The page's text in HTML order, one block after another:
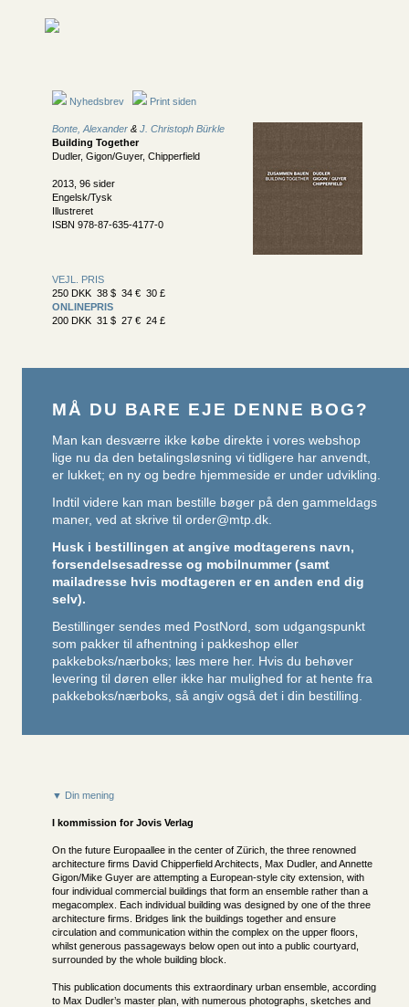
Nyhedsbrev Print siden
Bonte, Alexander & J. Christoph Bürkle
Building Together
Dudler, Gigon/Guyer, Chipperfield
2013, 96 sider
Engelsk/Tysk
Illustreret
ISBN 978-87-635-4177-0
VEJL. PRIS
250 DKK 38 $ 34 € 30 £
ONLINEPRIS
200 DKK 31 $ 27 € 24 £
MÅ DU BARE EJE DENNE BOG?
Man kan desværre ikke købe direkte i vores webshop
lige nu da den betalingsløsning vi tidligere har anvendt,
er lukket; en ny og bedre hjemmeside er under udvikling.
Indtil videre kan man bestille bøger på den gammeldags
maner, ved at skrive til order@mtp.dk.
Husk i bestillingen at angive modtagerens navn,
forsendelsesadresse og mobilnummer (samt
mailadresse hvis modtageren er en anden end dig
selv).
Bestillinger sendes med PostNord, som udgangspunkt
som pakker til afhentning i pakkeshop eller
pakkeboks/nærboks; læs mere her. Hvis du behøver
levering til døren eller ikke har mulighed for at hente fra
pakkeboks/nærboks, så angiv også det i din bestilling.
▼ Din mening
I kommission forJovis Verlag
On the future Europaallee in the center of Zürich, the three renowned
architecture firms David Chipperfield Architects, Max Dudler, and Annette
Gigon/Mike Guyer are attempting a European-style city extension, with
four individual commercial buildings that form an ensemble rather than a
megacomplex. Each individual building was designed by one of the three
architecture firms. Bridges link the buildings together and ensure
circulation and communication within the complex on the upper floors,
whilst generous passageways below open out into a public courtyard,
surrounded by the whole building block.
This publication documents this extraordinary urban ensemble, according
to Max Dudler’s master plan, with numerous photographs, sketches and